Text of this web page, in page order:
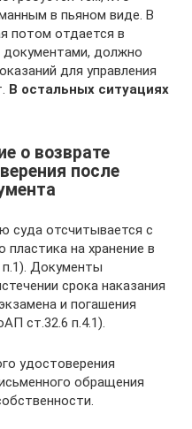
в пьяном виде. В
потом отдается в
документами, должно
для управления
В остальных ситуациях
о возврате
после
суда отсчитывается с
на хранение в
Документы
срока наказания
и погашения
ст.32.6 п.4.1).
удостоверения
обращения